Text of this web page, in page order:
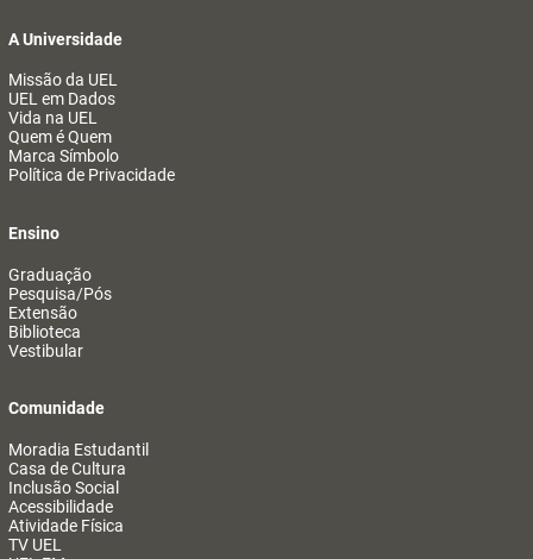
A Universidade
Missão da UEL
UEL em Dados
Vida na UEL
Quem é Quem
Marca Símbolo
Política de Privacidade
Ensino
Graduação
Pesquisa/Pós
Extensão
Biblioteca
Vestibular
Comunidade
Moradia Estudantil
Casa de Cultura
Inclusão Social
Acessibilidade
Atividade Física
TV UEL